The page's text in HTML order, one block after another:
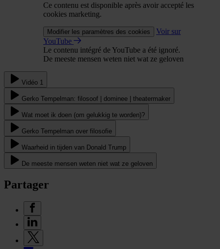
Ce contenu est disponible après avoir accepté les
cookies marketing.
Modifier les paramètres des cookies
Voir sur
YouTube
Le contenu intégré de YouTube a été ignoré.
De meeste mensen weten niet wat ze geloven
Vidéo 1
Gerko Tempelman: filosoof | dominee | theatermaker
Wat moet ik doen (om gelukkig te worden)?
Gerko Tempelman over filosofie
Waarheid in tijden van Donald Trump
De meeste mensen weten niet wat ze geloven
Partager